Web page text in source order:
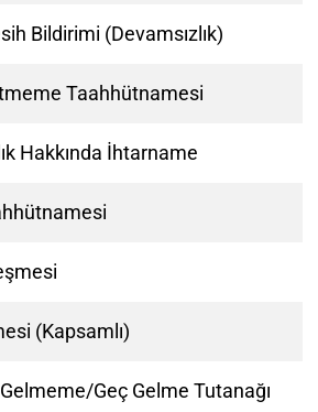
Bildirimi (Devamsızlık)
Taahhütnamesi
Hakkında İhtarname
(Kapsamlı)
Geç Gelme Tutanağı